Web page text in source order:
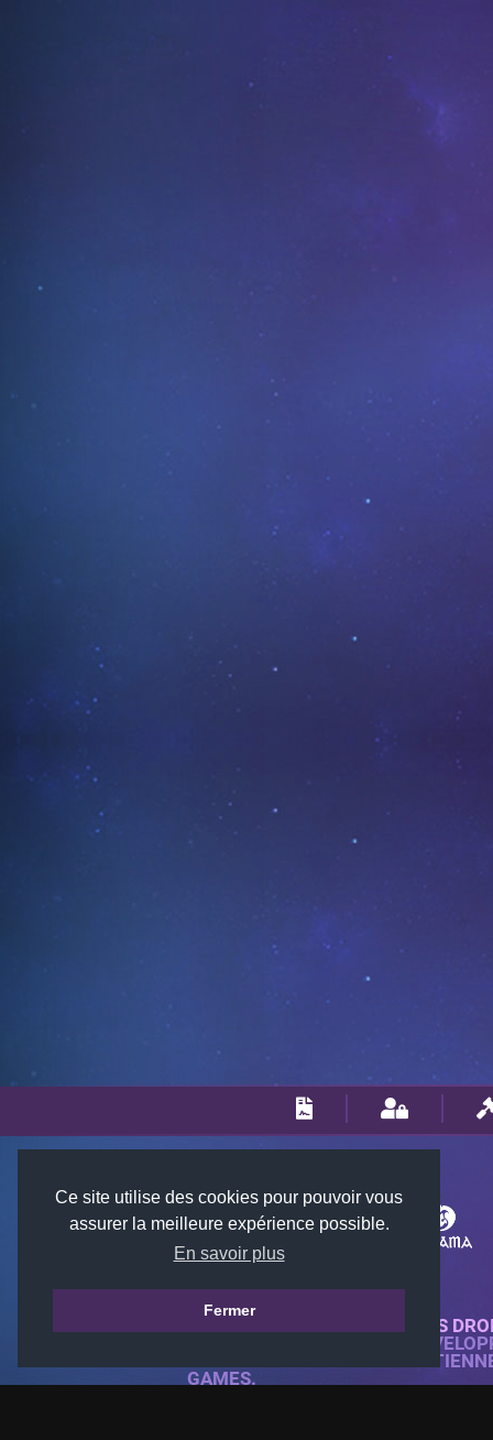
Ce site utilise des cookies pour pouvoir vous
assurer la meilleure expérience possible.
En savoir plus
Fermer
© 2018-2026 KTARENA. TOUS
SITE WEB ENTIÈREMENT
TOUTES LES IMAGES
GAMES.